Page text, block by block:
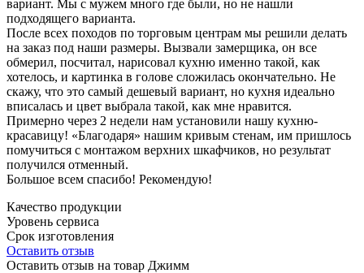
вариант. Мы с мужем много где были, но не нашли
подходящего варианта.
После всех походов по торговым центрам мы решили делать
на заказ под наши размеры. Вызвали замерщика, он все
обмерил, посчитал, нарисовал кухню именно такой, как
хотелось, и картинка в голове сложилась окончательно. Не
скажу, что это самый дешевый вариант, но кухня идеально
вписалась и цвет выбрала такой, как мне нравится.
Примерно через 2 недели нам установили нашу кухню-
красавицу! «Благодаря» нашим кривым стенам, им пришлось
помучиться с монтажом верхних шкафчиков, но результат
получился отменный.
Большое всем спасибо! Рекомендую!
Качество продукции
Уровень сервиса
Срок изготовления
Оставить отзыв
Оставить отзыв на товар Джимм